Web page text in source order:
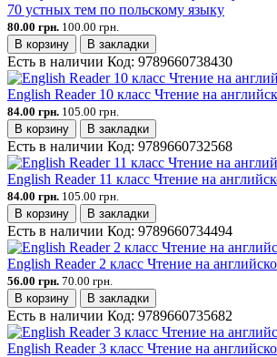
70 устных тем по польскому языку
80.00 грн. 100.00 грн.
В корзину
В закладки
Есть в наличии Код: 9789660738430
English Reader 10 класс Чтение на
84.00 грн. 105.00 грн.
В корзину
В закладки
Есть в наличии Код: 9789660732568
English Reader 11 класс Чтение на
84.00 грн. 105.00 грн.
В корзину
В закладки
Есть в наличии Код: 9789660734494
English Reader 2 класс Чтение на
56.00 грн. 70.00 грн.
В корзину
В закладки
Есть в наличии Код: 9789660735682
English Reader 3 класс Чтение на